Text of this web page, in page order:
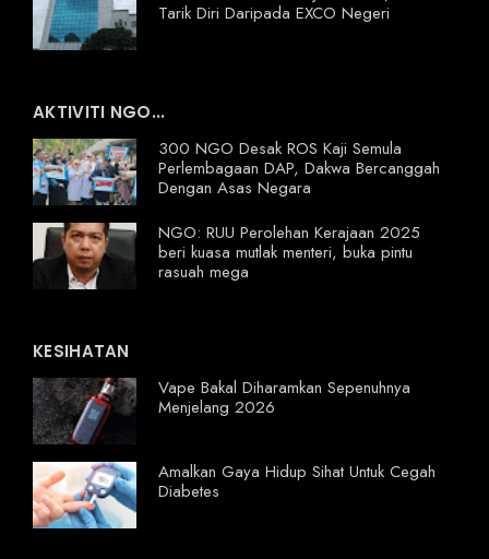
Tarik Diri Daripada EXCO Negeri
AKTIVITI NGO...
300 NGO Desak ROS Kaji Semula
Perlembagaan DAP, Dakwa Bercanggah
Dengan Asas Negara
NGO: RUU Perolehan Kerajaan 2025
beri kuasa mutlak menteri, buka pintu
rasuah mega
KESIHATAN
Vape Bakal Diharamkan Sepenuhnya
Menjelang 2026
Amalkan Gaya Hidup Sihat Untuk Cegah
Diabetes